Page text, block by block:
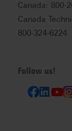
Canada: 800-
Canada
800-324-6224
Follow us!